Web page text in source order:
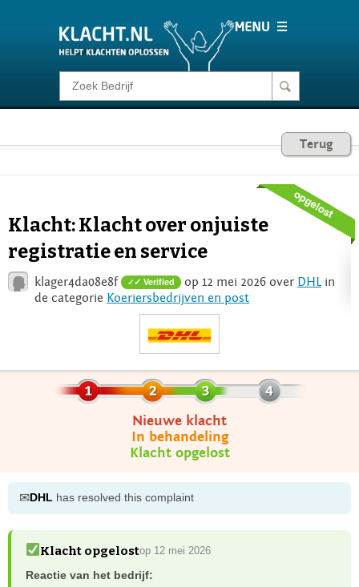
Klacht melden
Consumentenrecht
Voor Bedrijven
Login
Terug
Klacht: Klacht over onjuiste
registratie en service
klager4da08e8f ✓ Verified op 12 mei 2026 over DHL in
de categorie Koeriersbedrijven en post
Nieuwe klacht
In behandeling
Klacht opgelost
✉DHL has resolved this complaint
Klacht opgelostop 12 mei 2026
Reactie van het bedrijf: